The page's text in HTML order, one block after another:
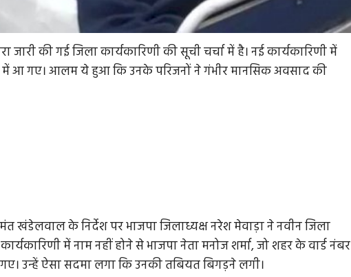
जारी की गई जिला कार्यकारिणी की सूची चर्चा में है। नई कार्यकारिणी में
में आ गए। आलम ये हुआ कि उनके परिजनों ने गंभीर मानसिक अवसाद की
खंडेलवाल के निर्देश पर भाजपा जिलाध्यक्ष नरेश मेवाड़ा ने नवीन जिला
में नाम नहीं होने से भाजपा नेता मनोज शर्मा, जो शहर के वार्ड नंबर
उन्हें ऐसा सदमा लगा कि उनकी तबियत बिगड़ने लगी।